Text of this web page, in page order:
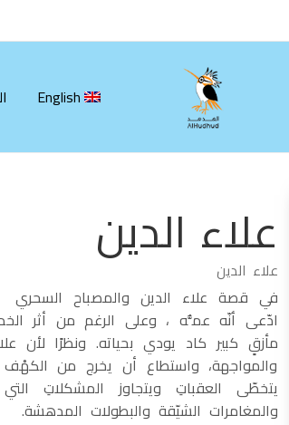
English
علاء الدين
علاء الدين
في قصة علاء الدين والمصباح السحري
ادّعى أنّه عمُّه ، وعلى الرغم من أثر
مأزقٍ كبير كاد يودي بحياته. ونظرًا لأن
والمواجهة، واستطاع أن يخرج من
يتخطّى العقباتِ ويتجاوز المشكلاتِ
والمغامرات الشيّقة والبطولات المدهشة.